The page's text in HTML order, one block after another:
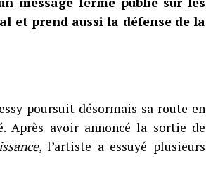
et prend aussi la défense de la
poursuit désormais sa route en
Après avoir annoncé la sortie de
, l’artiste a essuyé plusieurs